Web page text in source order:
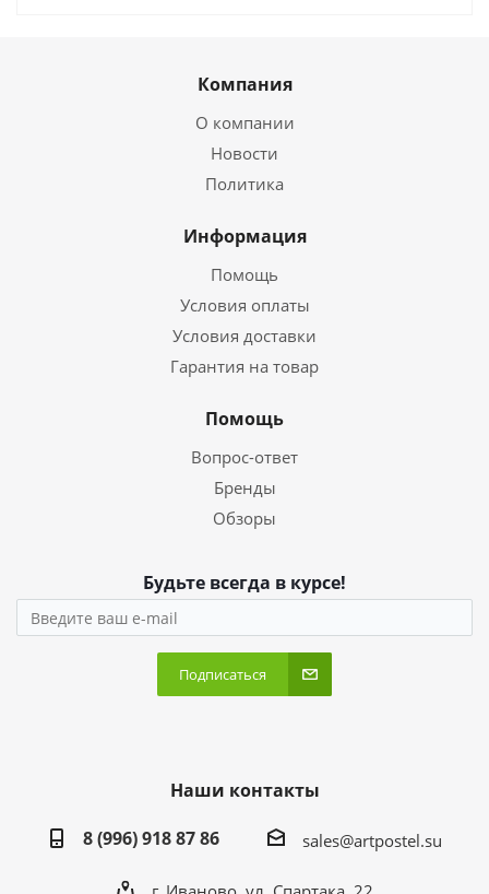
Компания
О компании
Новости
Политика
Информация
Помощь
Условия оплаты
Условия доставки
Гарантия на товар
Помощь
Вопрос-ответ
Бренды
Обзоры
Будьте всегда в курсе!
Подписаться
Наши контакты
8 (996) 918 87 86
sales@artpostel.su